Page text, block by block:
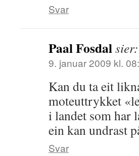
Svar
Paal Fosdalsier:
9. januar 2009 kl.
Kan du ta eit
moteuttrykket
i landet som har
ein kan undrast
Svar